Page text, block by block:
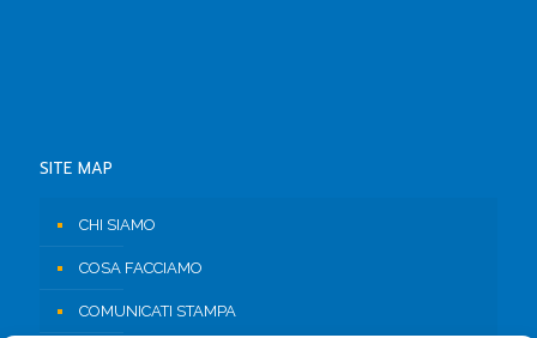
SITE MAP
CHI SIAMO
COSA FACCIAMO
COMUNICATI STAMPA